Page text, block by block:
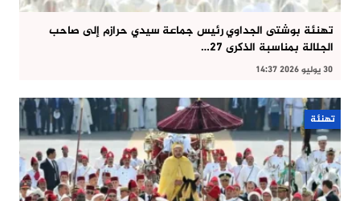
تهنئة بوشتى الجداوي رئيس جماعة سيدي حرازم إلى صاحب
الجلالة بمناسبة الذكرى 27…
30 يوليو 2026 14:37
تهنئة